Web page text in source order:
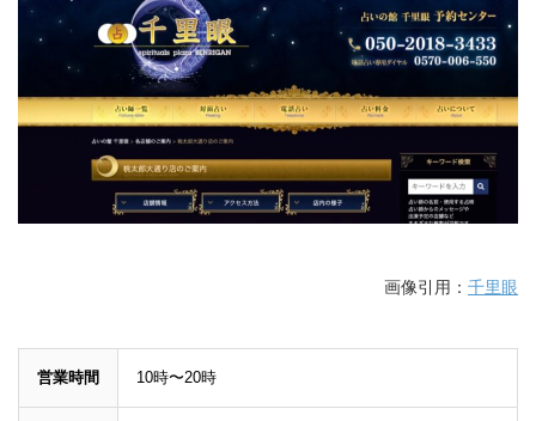
画像引用： 千里眼
営業時間 10時〜20時